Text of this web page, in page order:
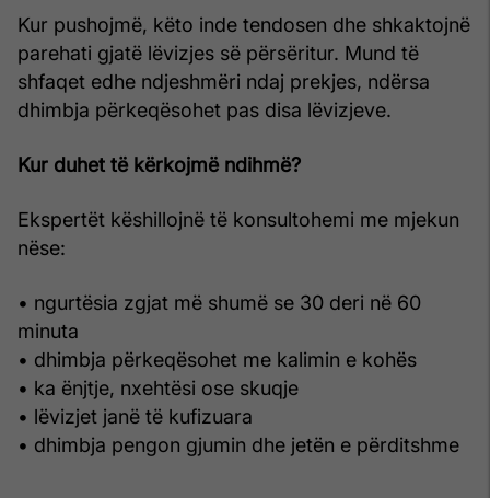
Kur pushojmë, këto inde tendosen dhe shkaktojnë
parehati gjatë lëvizjes së përsëritur. Mund të
shfaqet edhe ndjeshmëri ndaj prekjes, ndërsa
dhimbja përkeqësohet pas disa lëvizjeve.
Kur duhet të kërkojmë ndihmë?
Ekspertët këshillojnë të konsultohemi me mjekun
nëse:
• ngurtësia zgjat më shumë se 30 deri në 60
minuta
• dhimbja përkeqësohet me kalimin e kohës
• ka ënjtje, nxehtësi ose skuqje
• lëvizjet janë të kufizuara
• dhimbja pengon gjumin dhe jetën e përditshme